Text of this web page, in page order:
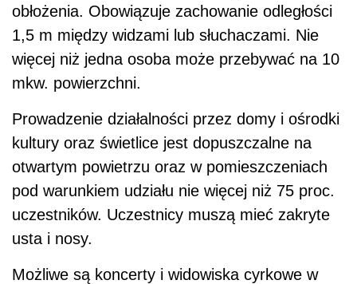
obłożenia. Obowiązuje zachowanie odległości
1,5 m między widzami lub słuchaczami. Nie
więcej niż jedna osoba może przebywać na 10
mkw. powierzchni.
Prowadzenie działalności przez domy i ośrodki
kultury oraz świetlice jest dopuszczalne na
otwartym powietrzu oraz w pomieszczeniach
pod warunkiem udziału nie więcej niż 75 proc.
uczestników. Uczestnicy muszą mieć zakryte
usta i nosy.
Możliwe są koncerty i widowiska cyrkowe w